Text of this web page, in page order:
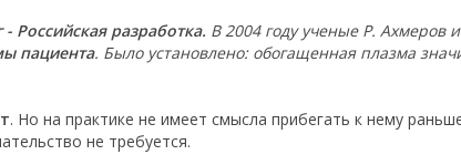
Российская разработка. В 2004 году ученые Р. Ахмеров
пациента. Было установлено: обогащенная плазма
. Но на практике не имеет смысла прибегать к нему
не требуется.